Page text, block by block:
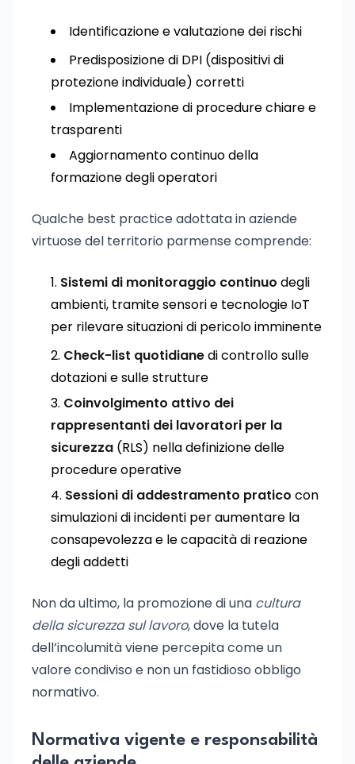
Identificazione e valutazione dei rischi
Predisposizione di DPI (dispositivi di
protezione individuale) corretti
Implementazione di procedure chiare e
trasparenti
Aggiornamento continuo della
formazione degli operatori
Qualche best practice adottata in aziende
virtuose del territorio parmense comprende:
Sistemi di monitoraggio continuo degli
ambienti, tramite sensori e tecnologie IoT
per rilevare situazioni di pericolo imminente
Check-list quotidianedi controllo sulle
dotazioni e sulle strutture
Coinvolgimento attivo dei
rappresentanti dei lavoratori per la
sicurezza (RLS) nella definizione delle
procedure operative
Sessioni di addestramento pratico con
simulazioni di incidenti per aumentare la
consapevolezza e le capacità di reazione
degli addetti
Non da ultimo, la promozione di una cultura
della sicurezza sul lavoro, dove la tutela
dell’incolumità viene percepita come un
valore condiviso e non un fastidioso obbligo
normativo.
Normativa vigente e responsabilità